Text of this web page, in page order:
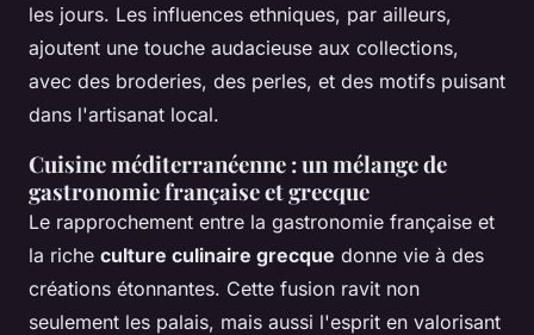
les jours. Les influences ethniques, par ailleurs,
ajoutent une touche audacieuse aux collections,
avec des broderies, des perles, et des motifs puisant
dans l'artisanat local.
Cuisine méditerranéenne : un mélange de
gastronomie française et grecque
Le rapprochement entre la gastronomie française et
la riche culture culinaire grecque donne vie à des
créations étonnantes. Cette fusion ravit non
seulement les palais, mais aussi l'esprit en valorisant